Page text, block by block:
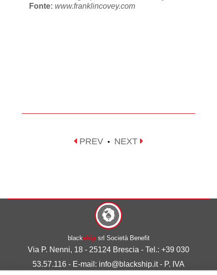
Fonte: www.franklincovey.com
PREV • NEXT
blackshipsrl Società Benefit
Via P. Nenni, 18 - 25124 Brescia - Tel.: +39 030
53.57.116 - E-mail: info@blackship.it - P. IVA